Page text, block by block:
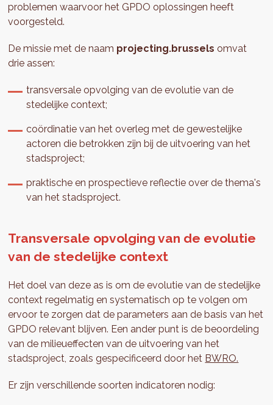
problemen waarvoor het GPDO oplossingen heeft
voorgesteld.
De missie met de naam projecting.brussels omvat
drie assen:
transversale opvolging van de evolutie van de
stedelijke context;
coördinatie van het overleg met de gewestelijke
actoren die betrokken zijn bij de uitvoering van het
stadsproject;
praktische en prospectieve reflectie over de thema's
van het stadsproject.
Transversale opvolging van de evolutie
van de stedelijke context
Het doel van deze as is om de evolutie van de stedelijke
context regelmatig en systematisch op te volgen om
ervoor te zorgen dat de parameters aan de basis van het
GPDO relevant blijven. Een ander punt is de beoordeling
van de milieueffecten van de uitvoering van het
stadsproject, zoals gespecificeerd door het BWRO.
Er zijn verschillende soorten indicatoren nodig: